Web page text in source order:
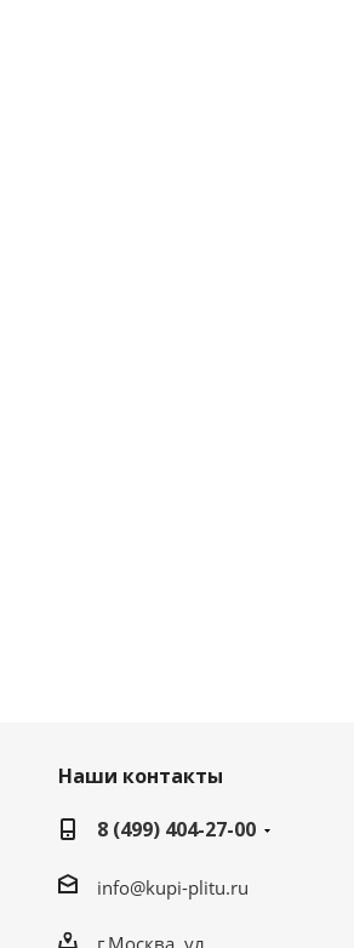
Наши контакты
8 (499) 404-27-00
info@kupi-plitu.ru
г.Москва, ул.